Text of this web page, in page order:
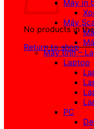
No products in
Return to shop
Máy in
Máy
Máy tính –
Laptop
PC